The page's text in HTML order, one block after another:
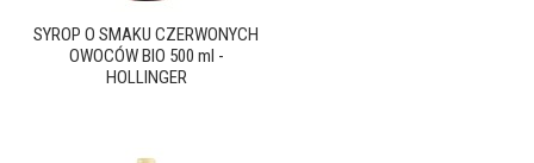
SYROP O SMAKU CZERWONYCH
OWOCÓW BIO 500 ml -
HOLLINGER